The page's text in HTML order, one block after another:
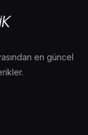
en güncel